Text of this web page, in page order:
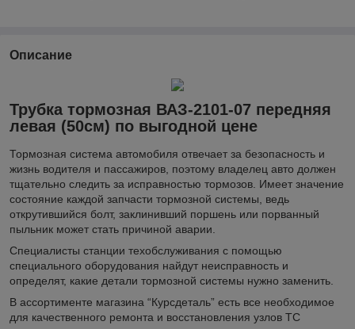
Описание
Трубка тормозная ВАЗ-2101-07 передняя
левая (50см) по выгодной цене
Тормозная система автомобиля отвечает за безопасность и
жизнь водителя и пассажиров, поэтому владелец авто должен
тщательно следить за исправностью тормозов. Имеет значение
состояние каждой запчасти тормозной системы, ведь
открутившийся болт, заклинивший поршень или порванный
пыльник может стать причиной аварии.
Специалисты станции техобслуживания с помощью
специального оборудования найдут неисправность и
определят, какие детали тормозной системы нужно заменить.
В ассортименте магазина “Курсдеталь” есть все необходимое
для качественного ремонта и восстановления узлов ТС